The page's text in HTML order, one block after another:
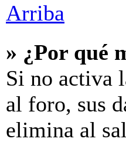
Arriba
» ¿Por qué
Si no activa
al foro, sus
elimina al